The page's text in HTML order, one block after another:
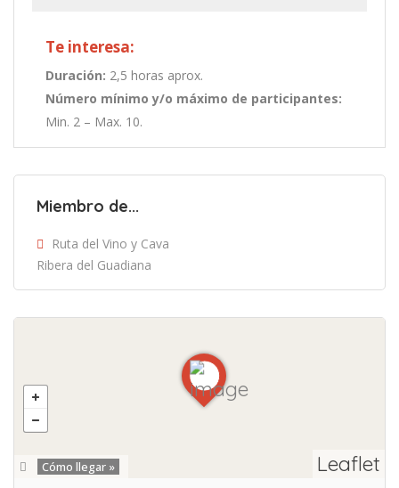
Te interesa:
Duración: 2,5 horas aprox.
Número mínimo y/o máximo de participantes:
Min. 2 – Max. 10.
Miembro de...
Ruta del Vino y Cava
Ribera del Guadiana
Leaflet
Cómo llegar »